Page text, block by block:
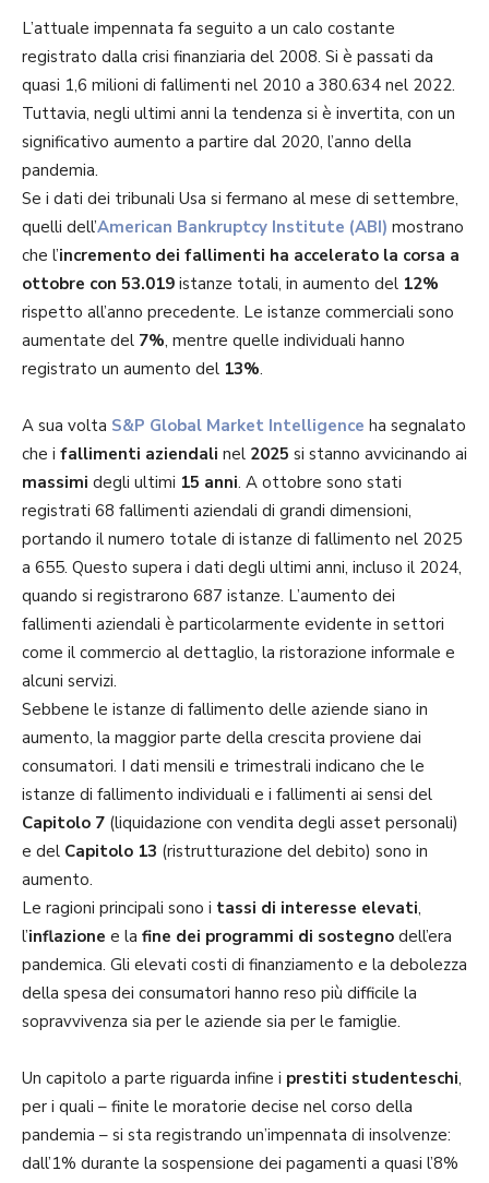
L’attuale impennata fa seguito a un calo costante
registrato dalla crisi finanziaria del 2008. Si è passati da
quasi 1,6 milioni di fallimenti nel 2010 a 380.634 nel 2022.
Tuttavia, negli ultimi anni la tendenza si è invertita, con un
significativo aumento a partire dal 2020, l’anno della
pandemia.
Se i dati dei tribunali Usa si fermano al mese di settembre,
quelli dell’American Bankruptcy Institute (ABI) mostrano
che l’incremento dei fallimenti ha accelerato la corsa a
ottobre con 53.019 istanze totali, in aumento del 12%
rispetto all’anno precedente. Le istanze commerciali sono
aumentate del 7%, mentre quelle individuali hanno
registrato un aumento del 13%.
A sua volta S&P Global Market Intelligence ha segnalato
che i fallimenti aziendali nel 2025 si stanno avvicinando ai
massimi degli ultimi 15 anni. A ottobre sono stati
registrati 68 fallimenti aziendali di grandi dimensioni,
portando il numero totale di istanze di fallimento nel 2025
a 655. Questo supera i dati degli ultimi anni, incluso il 2024,
quando si registrarono 687 istanze. L’aumento dei
fallimenti aziendali è particolarmente evidente in settori
come il commercio al dettaglio, la ristorazione informale e
alcuni servizi.
Sebbene le istanze di fallimento delle aziende siano in
aumento, la maggior parte della crescita proviene dai
consumatori. I dati mensili e trimestrali indicano che le
istanze di fallimento individuali e i fallimenti ai sensi del
Capitolo 7 (liquidazione con vendita degli asset personali)
e del Capitolo 13 (ristrutturazione del debito) sono in
aumento.
Le ragioni principali sono i tassi di interesse elevati,
l’inflazione e la fine dei programmi di sostegno dell’era
pandemica. Gli elevati costi di finanziamento e la debolezza
della spesa dei consumatori hanno reso più difficile la
sopravvivenza sia per le aziende sia per le famiglie.
Un capitolo a parte riguarda infine i prestiti studenteschi,
per i quali – finite le moratorie decise nel corso della
pandemia – si sta registrando un’impennata di insolvenze:
dall’1% durante la sospensione dei pagamenti a quasi l’8%